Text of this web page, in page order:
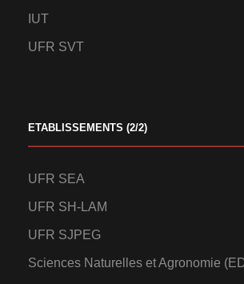
IUT
UFR SVT
ETABLISSEMENTS (2/2)
UFR SEA
UFR SH-LAM
UFR SJPEG
Sciences Naturelles et Agronomie